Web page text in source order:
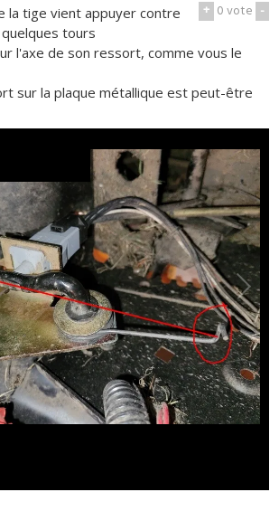
+ 0vote -
la tige vient appuyer contre
tours
l'axe de son ressort, comme vous le
sur la plaque métallique est peut-être